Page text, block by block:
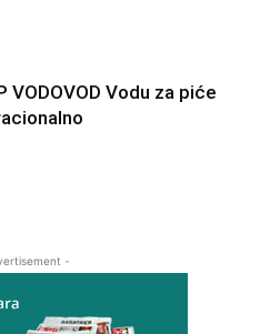
VODOVOD Vodu za piće
-